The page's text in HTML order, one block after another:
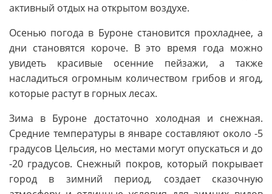
активный отдых на открытом воздухе.
Осенью погода в Буроне становится прохладнее, а
дни становятся короче. В это время года можно
увидеть красивые осенние пейзажи, а также
насладиться огромным количеством грибов и ягод,
которые растут в горных лесах.
Зима в Буроне достаточно холодная и снежная.
Средние температуры в январе составляют около -5
градусов Цельсия, но местами могут опускаться и до
-20 градусов. Снежный покров, который покрывает
город в зимний период, создает сказочную